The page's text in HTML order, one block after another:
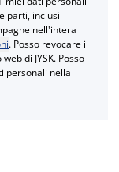
parti, inclusi
nell'intera
. Posso revocare il
di JYSK. Posso
personali nella